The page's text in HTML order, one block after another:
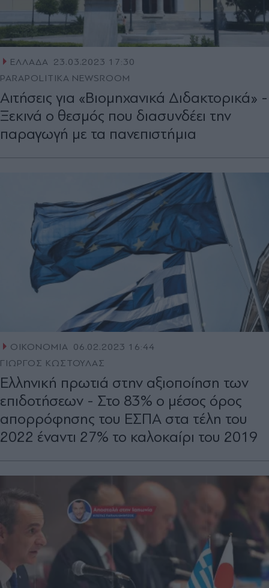
ΕΛΛΑΔΑ 23.03.2023 17:30
PARAPOLITIKA NEWSROOM
Αιτήσεις για «Βιομηχανικά Διδακτορικά» -
Ξεκινά ο θεσμός που διασυνδέει την
παραγωγή με τα πανεπιστήμια
ΟΙΚΟΝΟΜΙΑ 06.02.2023 16:44
ΓΙΩΡΓΟΣ ΚΩΣΤΟΥΛΑΣ
Ελληνική πρωτιά στην αξιοποίηση των
επιδοτήσεων - Στο 83% ο μέσος όρος
απορρόφησης του ΕΣΠΑ στα τέλη του
2022 έναντι 27% το καλοκαίρι του 2019